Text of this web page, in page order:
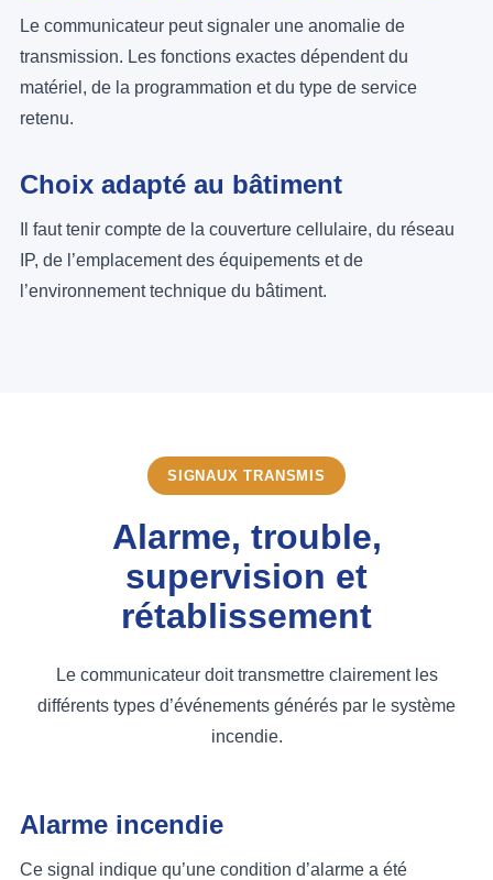
Le communicateur peut signaler une anomalie de
transmission. Les fonctions exactes dépendent du
matériel, de la programmation et du type de service
retenu.
Choix adapté au bâtiment
Il faut tenir compte de la couverture cellulaire, du réseau
IP, de l’emplacement des équipements et de
l’environnement technique du bâtiment.
SIGNAUX TRANSMIS
Alarme, trouble,
supervision et
rétablissement
Le communicateur doit transmettre clairement les
différents types d’événements générés par le système
incendie.
Alarme incendie
Ce signal indique qu’une condition d’alarme a été